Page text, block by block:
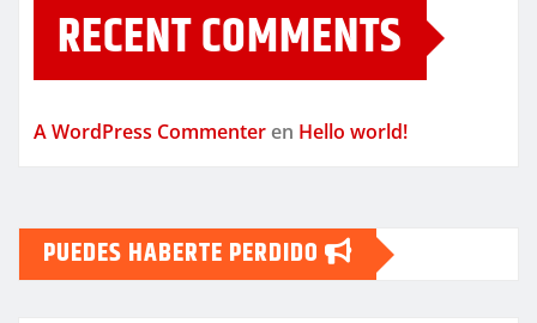
RECENT COMMENTS
A WordPress Commenter en Hello world!
PUEDES HABERTE PERDIDO